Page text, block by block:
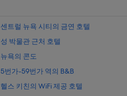
센트럴 뉴욕 시티의 금연 호텔
성 박물관 근처 호텔
뉴욕의 콘도
5번가-59번가 역의 B&B
헬스 키친의 WiFi 제공 호텔